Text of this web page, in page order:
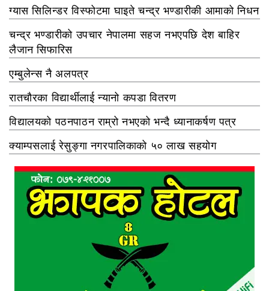
ग्यास सिलिन्डर विस्फोटमा घाइते चन्द्र भण्डारीकी आमाको निधन
चन्द्र भण्डारीको उपचार नेपालमा सहज नभएपछि देश बाहिर
लैजान सिफारिस
एम्बुलेन्स नै अलपत्र
रातचौरका विद्यार्थीलाई न्यानो कपडा वितरण
विद्यालयको पठनपाठन राम्रो नभएको भन्दै ध्यानाकर्षण पत्र
क्याम्पसलाई रेसुङ्गा नगरपालिकाको ५० लाख सहयोग